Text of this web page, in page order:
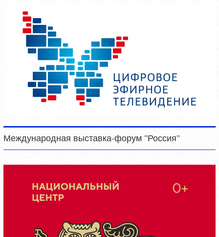
Международная выставка-форум "Россия"